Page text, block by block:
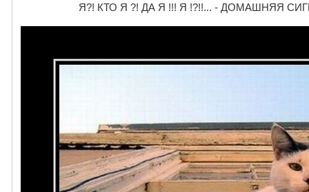
Я?! КТО Я ?! ДА Я !!! Я !?!!... - ДОМАШНЯЯ